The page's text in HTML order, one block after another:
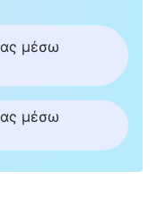
να είχα
ήθελα να
και οι αδελφές
την πλάτη
ότι
μέσω
μέσω